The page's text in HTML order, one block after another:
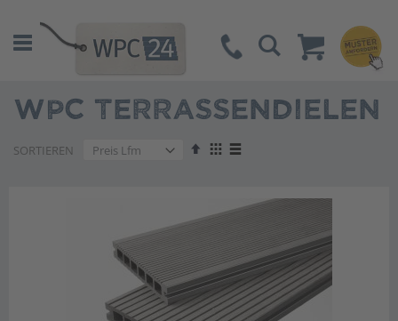
Suche
WPC TERRASSENDIELEN
SORTIEREN
AbsteigendAnzeigen